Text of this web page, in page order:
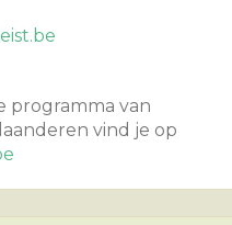
programma van
vind je op